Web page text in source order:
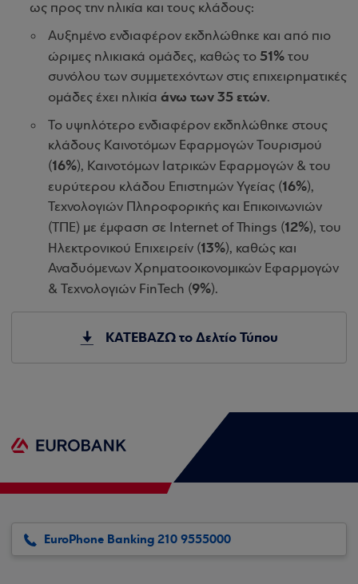
ως προς την ηλικία και τους κλάδους:
Αυξημένο ενδιαφέρον εκδηλώθηκε και από πιο
ώριμες ηλικιακά ομάδες, καθώς το 51% του
συνόλου των συμμετεχόντων στις επιχειρηματικές
ομάδες έχει ηλικία άνω των 35 ετών.
Το υψηλότερο ενδιαφέρον εκδηλώθηκε στους
κλάδους Καινοτόμων Εφαρμογών Τουρισμού
(16%), Καινοτόμων Ιατρικών Εφαρμογών & του
ευρύτερου κλάδου Επιστημών Υγείας (16%),
Τεχνολογιών Πληροφορικής και Επικοινωνιών
(ΤΠΕ) με έμφαση σε Internet of Things (12%), του
Ηλεκτρονικού Επιχειρείν (13%), καθώς και
Αναδυόμενων Χρηματοοικονομικών Εφαρμογών
& Τεχνολογιών FinTech (9%).
ΚΑΤΕΒΑΖΩ το Δελτίο Τύπου
EuroPhone Banking 210 9555000